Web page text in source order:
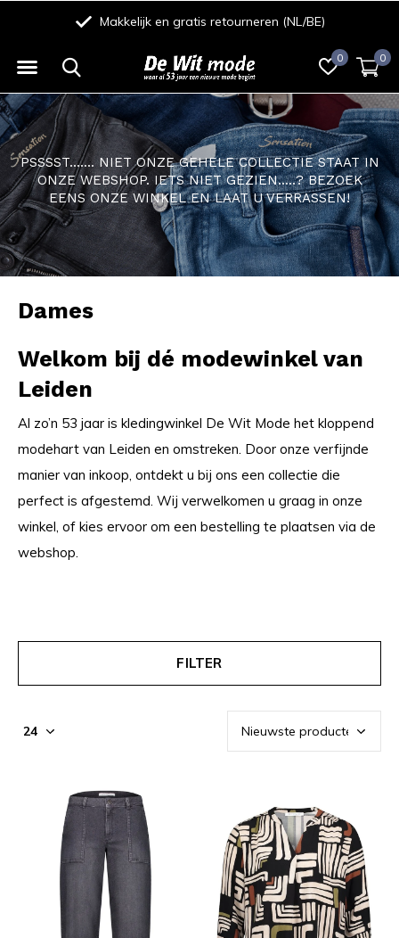
0 0
Eenvoudig betalen met iDeal/Wero, Creditcard, Riverty of Bancontact
PSSSST....... NIET ONZE GEHELE COLLECTIE STAAT IN
ONZE WEBSHOP. IETS NIET GEZIEN.....? BEZOEK
EENS ONZE WINKEL EN LAAT U VERRASSEN!
Dames
Welkom bij dé modewinkel van
Leiden
Al zo’n 53 jaar is kledingwinkel De Wit Mode het kloppend
modehart van Leiden en omstreken. Door onze verfijnde
manier van inkoop, ontdekt u bij ons een collectie die
perfect is afgestemd. Wij verwelkomen u graag in onze
winkel, of kies ervoor om een bestelling te plaatsen via de
webshop.
FILTER